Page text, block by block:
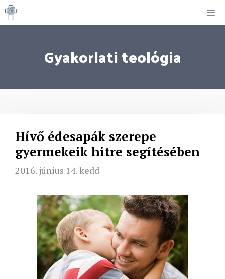
Kilépés
a
Gyakorlati teológia
Hívő édesapák szerepe
gyermekeik hitre segítésében
2016. június 14. kedd